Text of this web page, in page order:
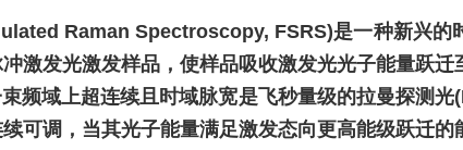
Raman Spectroscopy, FSRS)是一种新兴的
激发光激发样品，使样品吸收激发光光子能量跃
频域上超连续且时域脉宽是飞秒量级的拉曼探测光(
可调，当其光子能量满足激发态向更高能级跃迁